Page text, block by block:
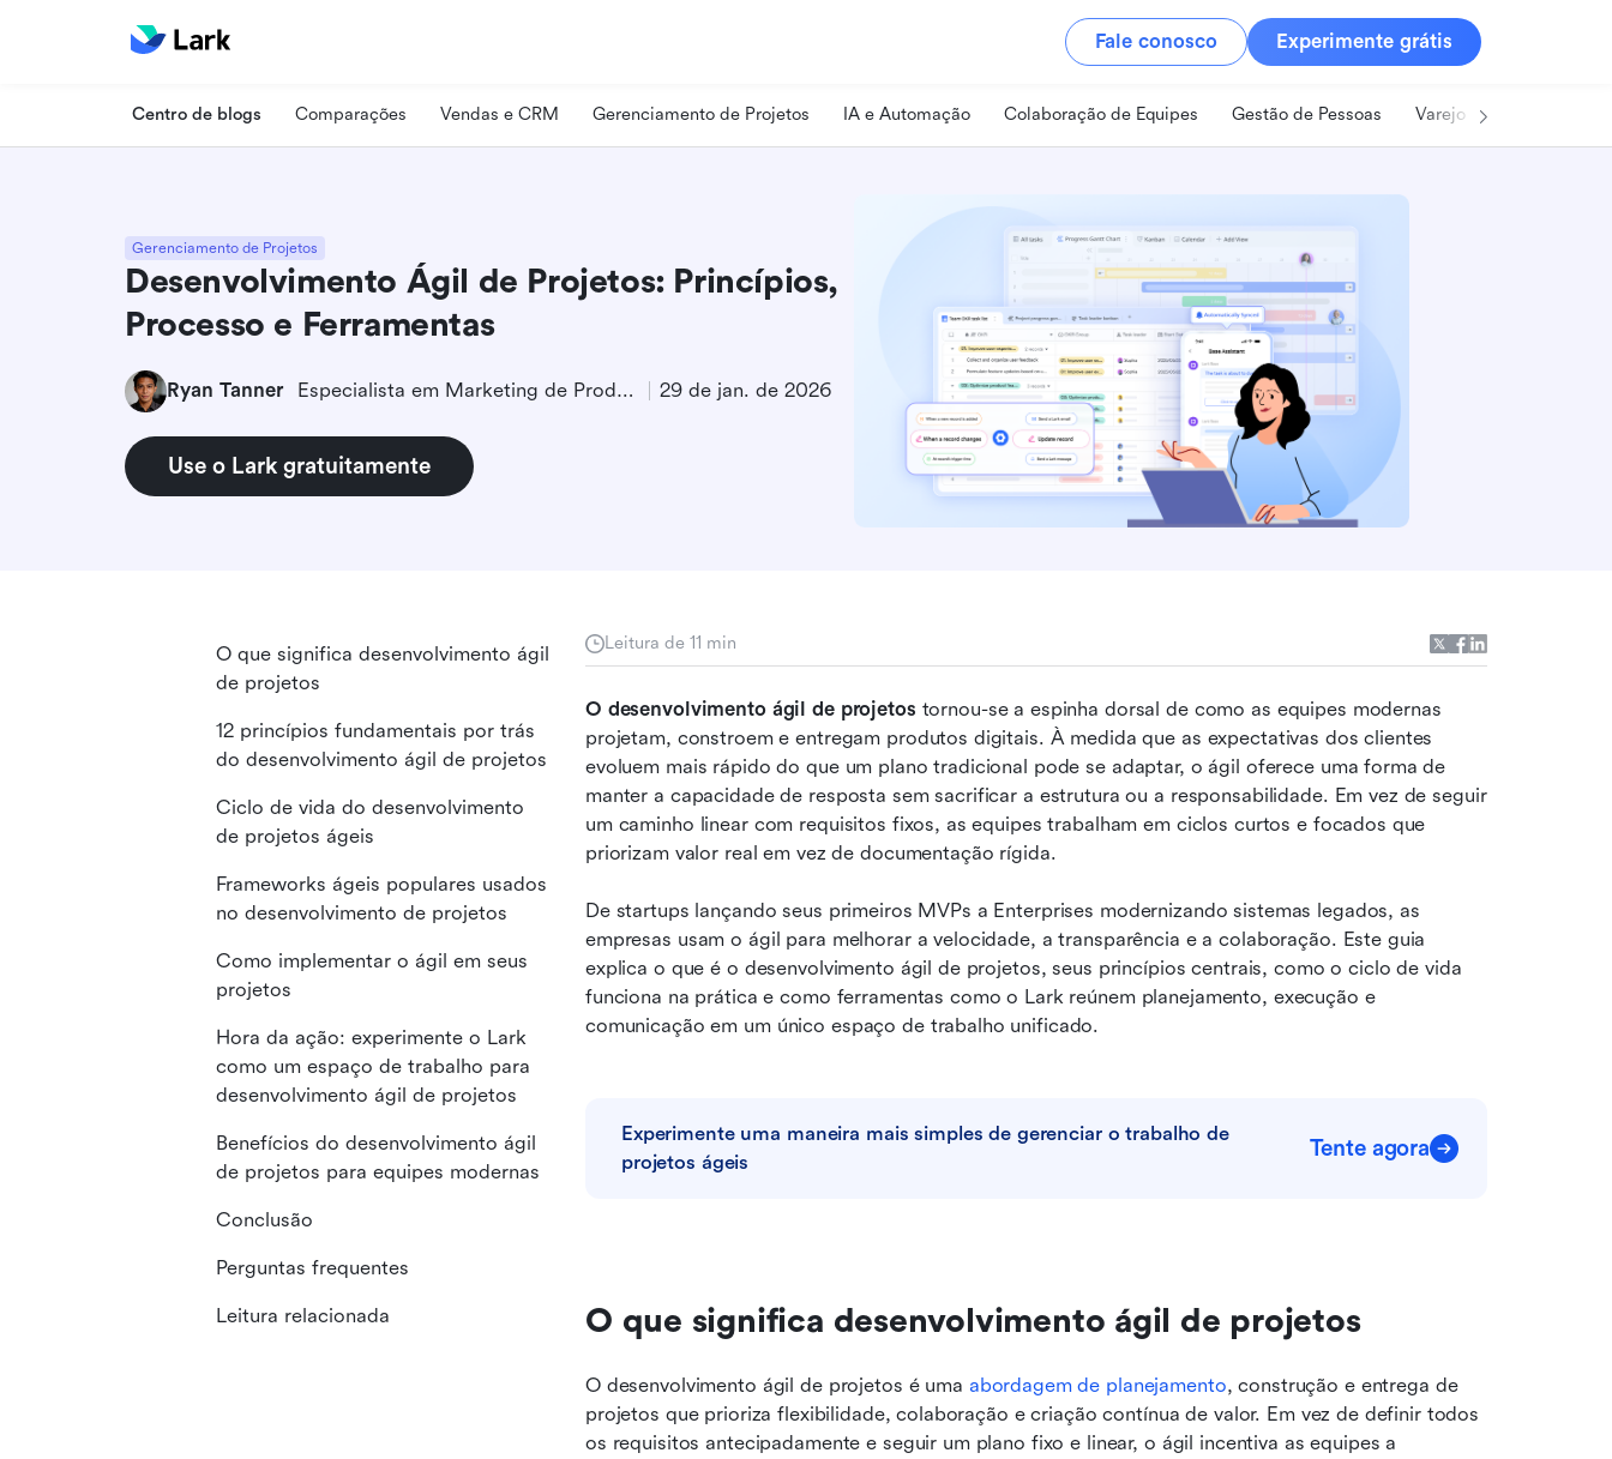
Fale conosco Experimente grátis
Centro de blogs Comparações Vendas e CRM Gerenciamento de Projetos IA e Automação Colaboração de Equipes Gestão de Pessoas Varejo
Gerenciamento de Projetos
Desenvolvimento Ágil de Projetos: Princípios,
Processo e Ferramentas
Ryan Tanner Especialista em Marketing de Produto 29 de jan. de 2026
Use o Lark gratuitamente
Leitura de 11 min
O desenvolvimento ágil de projetos tornou-se a espinha dorsal de como as equipes modernas
projetam, constroem e entregam produtos digitais. À medida que as expectativas dos clientes
evoluem mais rápido do que um plano tradicional pode se adaptar, o ágil oferece uma forma de
manter a capacidade de resposta sem sacrificar a estrutura ou a responsabilidade. Em vez de seguir
um caminho linear com requisitos fixos, as equipes trabalham em ciclos curtos e focados que
priorizam valor real em vez de documentação rígida.
De startups lançando seus primeiros MVPs a Enterprises modernizando sistemas legados, as
empresas usam o ágil para melhorar a velocidade, a transparência e a colaboração. Este guia
explica o que é o desenvolvimento ágil de projetos, seus princípios centrais, como o ciclo de vida
funciona na prática e como ferramentas como o Lark reúnem planejamento, execução e
comunicação em um único espaço de trabalho unificado.
Experimente uma maneira mais simples de gerenciar o trabalho de
projetos ágeis
Tente agora
O que significa desenvolvimento ágil de projetos
O desenvolvimento ágil de projetos é uma abordagem de planejamento, construção e entrega de
projetos que prioriza flexibilidade, colaboração e criação contínua de valor. Em vez de definir todos
os requisitos antecipadamente e seguir um plano fixo e linear, o ágil incentiva as equipes a
O que significa desenvolvimento ágil
de projetos
12 princípios fundamentais por trás
do desenvolvimento ágil de projetos
Ciclo de vida do desenvolvimento
de projetos ágeis
Frameworks ágeis populares usados
no desenvolvimento de projetos
Como implementar o ágil em seus
projetos
Hora da ação: experimente o Lark
como um espaço de trabalho para
desenvolvimento ágil de projetos
Benefícios do desenvolvimento ágil
de projetos para equipes modernas
Conclusão
Perguntas frequentes
Leitura relacionada